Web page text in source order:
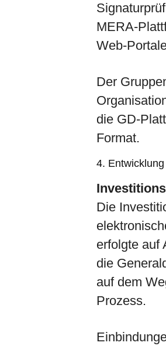
MERA-
Web-
Der
die GD-
Format.
4.
Die
erfolgte auf
die
auf dem
Prozess.